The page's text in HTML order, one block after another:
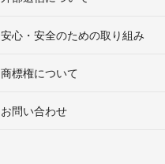
安心・安全のための取り組み
商標権について
お問い合わせ